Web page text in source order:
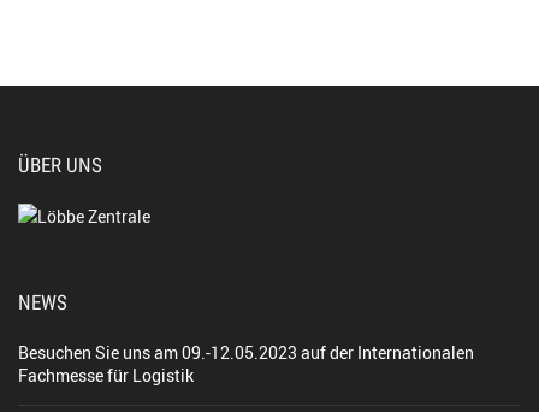
ÜBER UNS
NEWS
Besuchen Sie uns am 09.-12.05.2023 auf der Internationalen
Fachmesse für Logistik